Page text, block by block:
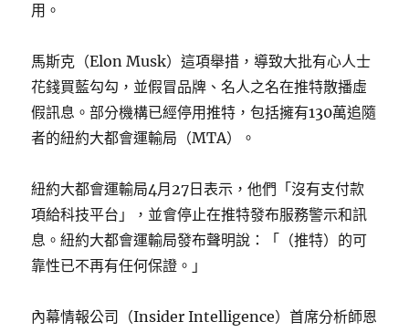
用。
馬斯克（Elon Musk）這項舉措，導致大批有心人士
花錢買藍勾勾，並假冒品牌、名人之名在推特散播虛
假訊息。部分機構已經停用推特，包括擁有130萬追隨
者的紐約大都會運輸局（MTA）。
紐約大都會運輸局4月27日表示，他們「沒有支付款
項給科技平台」，並會停止在推特發布服務警示和訊
息。紐約大都會運輸局發布聲明說：「（推特）的可
靠性已不再有任何保證。」
內幕情報公司（Insider Intelligence）首席分析師恩